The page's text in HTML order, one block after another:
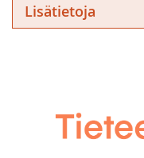
Lisätietoja